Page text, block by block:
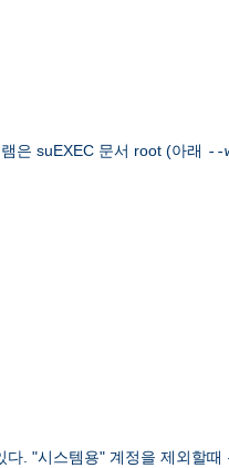
은 suEXEC 문서 root (아래 --
. "시스템용" 계정을 제외할때